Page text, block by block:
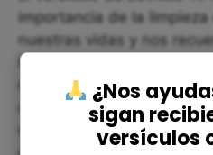
importancia de la
nuestras vidas y nos
llamados a vivir en una
renovación espiritual. Si
difícil y exigente, los
que nos permiten vivir de
¿Nos
sigan
versículos